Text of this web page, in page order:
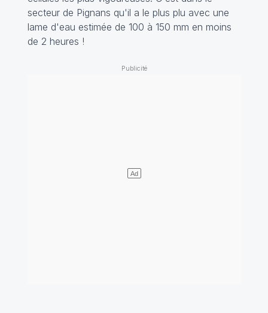
secteur de Pignans qu'il a le plus plu avec une
lame d'eau estimée de 100 à 150 mm en moins
de 2 heures !